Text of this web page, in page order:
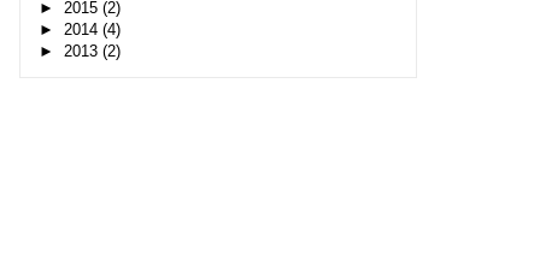
► 2015 (2)
► 2014 (4)
► 2013 (2)